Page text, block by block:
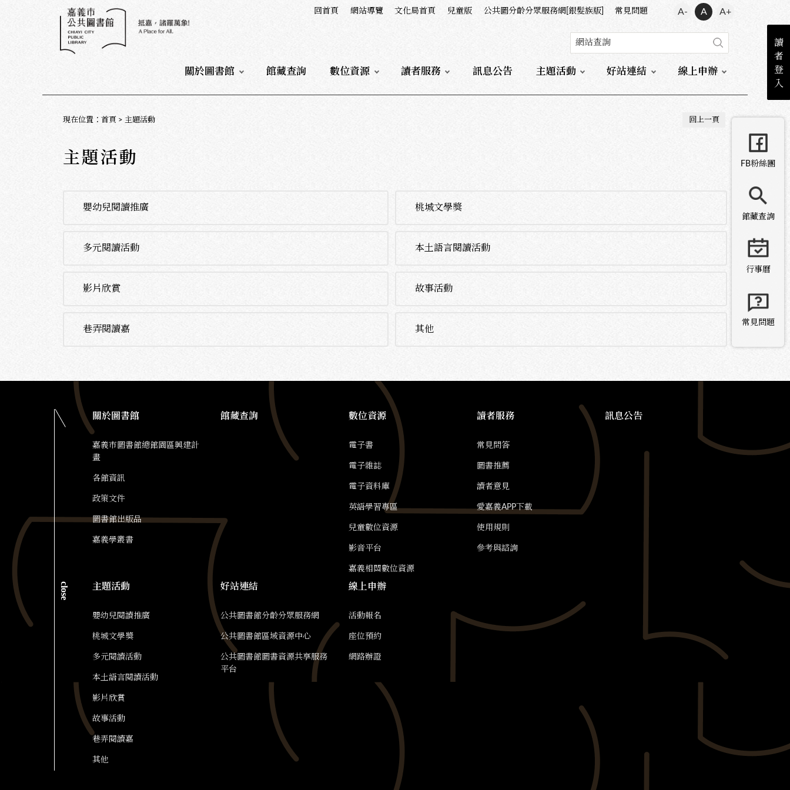
回首頁 網站導覽 文化局首頁 兒童版 公共圖分齡分眾服務網[銀髮族版] 常見問題 A- A A+
讀
者
登
入
關於圖書館 館藏查詢 數位資源 讀者服務 訊息公告 主題活動 好站連結 線上申辦
現在位置 ： 首頁 > 主題活動 回上一頁
FB粉絲團
館藏查詢
行事曆
常見問題
主題活動
嬰幼兒閱讀推廣 桃城文學獎
多元閱讀活動 本土語言閱讀活動
影片欣賞 故事活動
巷弄閱讀嘉 其他
close
關於圖書館
嘉義市圖書館總館園區興建計
畫
各館資訊
政策文件
圖書館出版品
嘉義學叢書
館藏查詢 數位資源
電子書
電子雜誌
電子資料庫
英語學習專區
兒童數位資源
影音平台
嘉義相關數位資源
讀者服務
常見問答
圖書推薦
讀者意見
愛嘉義APP下載
使用規則
參考與諮詢
訊息公告
主題活動
嬰幼兒閱讀推廣
桃城文學獎
多元閱讀活動
本土語言閱讀活動
影片欣賞
故事活動
巷弄閱讀嘉
其他
好站連結
公共圖書館分齡分眾服務網
公共圖書館區域資源中心
公共圖書館圖書資源共享服務
平台
線上申辦
活動報名
座位預約
網路辦證